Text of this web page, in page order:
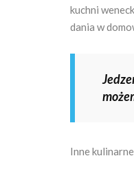
kuchni
dania w
Inne